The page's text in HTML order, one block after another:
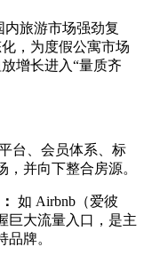
内旅游市场强劲复
，为度假公寓市场
增长进入“量质齐
台、会员体系、标
并向下整合房源。
如 Airbnb（爱彼
巨大流量入口，是主
牌。